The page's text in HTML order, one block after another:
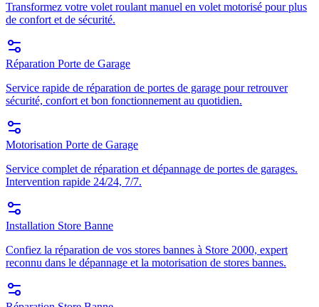
Transformez votre volet roulant manuel en volet motorisé pour plus
de confort et de sécurité.
Réparation Porte de Garage
Service rapide de réparation de portes de garage pour retrouver
sécurité, confort et bon fonctionnement au quotidien.
Motorisation Porte de Garage
Service complet de réparation et dépannage de portes de garages.
Intervention rapide 24/24, 7/7.
Installation Store Banne
Confiez la réparation de vos stores bannes à Store 2000, expert
reconnu dans le dépannage et la motorisation de stores bannes.